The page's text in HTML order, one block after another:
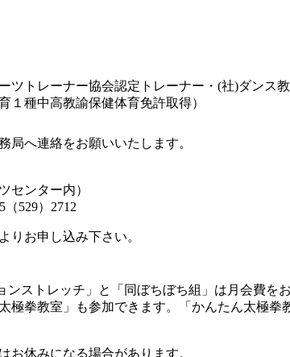
ツトレーナー協会認定トレーナー・(社)ダンス
１種中高教諭保健体育免許取得）
へ連絡をお願いいたします。
センター内）
529）2712
りお申し込み下さい。
ンストレッチ」と「同ぼちぼち組」は月会費を
極拳教室」も参加できます。「かんたん太極
お休みになる場合があります。